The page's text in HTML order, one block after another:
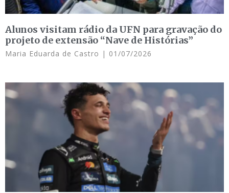
Alunos visitam rádio da UFN para gravação do
projeto de extensão “Nave de Histórias”
Maria Eduarda de Castro 01/07/2026